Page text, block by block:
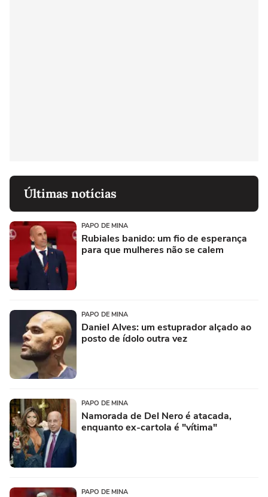
Últimas notícias
PAPO DE MINA
Rubiales banido: um fio de esperança
para que mulheres não se calem
PAPO DE MINA
Daniel Alves: um estuprador alçado ao
posto de ídolo outra vez
PAPO DE MINA
Namorada de Del Nero é atacada,
enquanto ex-cartola é "vítima"
PAPO DE MINA